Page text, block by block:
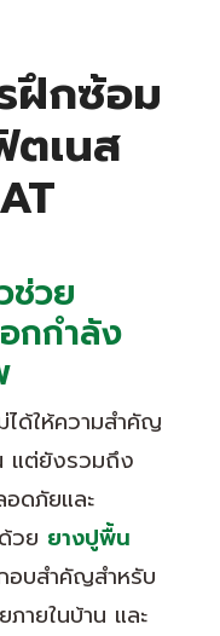
ฝึกซ้อม
เนส
ช่วย
กกำลัง
ได้ให้ความสำคัญ
แต่ยังรวมถึง
ดภัยและ
วย ยางปูพื้น
อบสำคัญสำหรับ
ายในบ้าน และ